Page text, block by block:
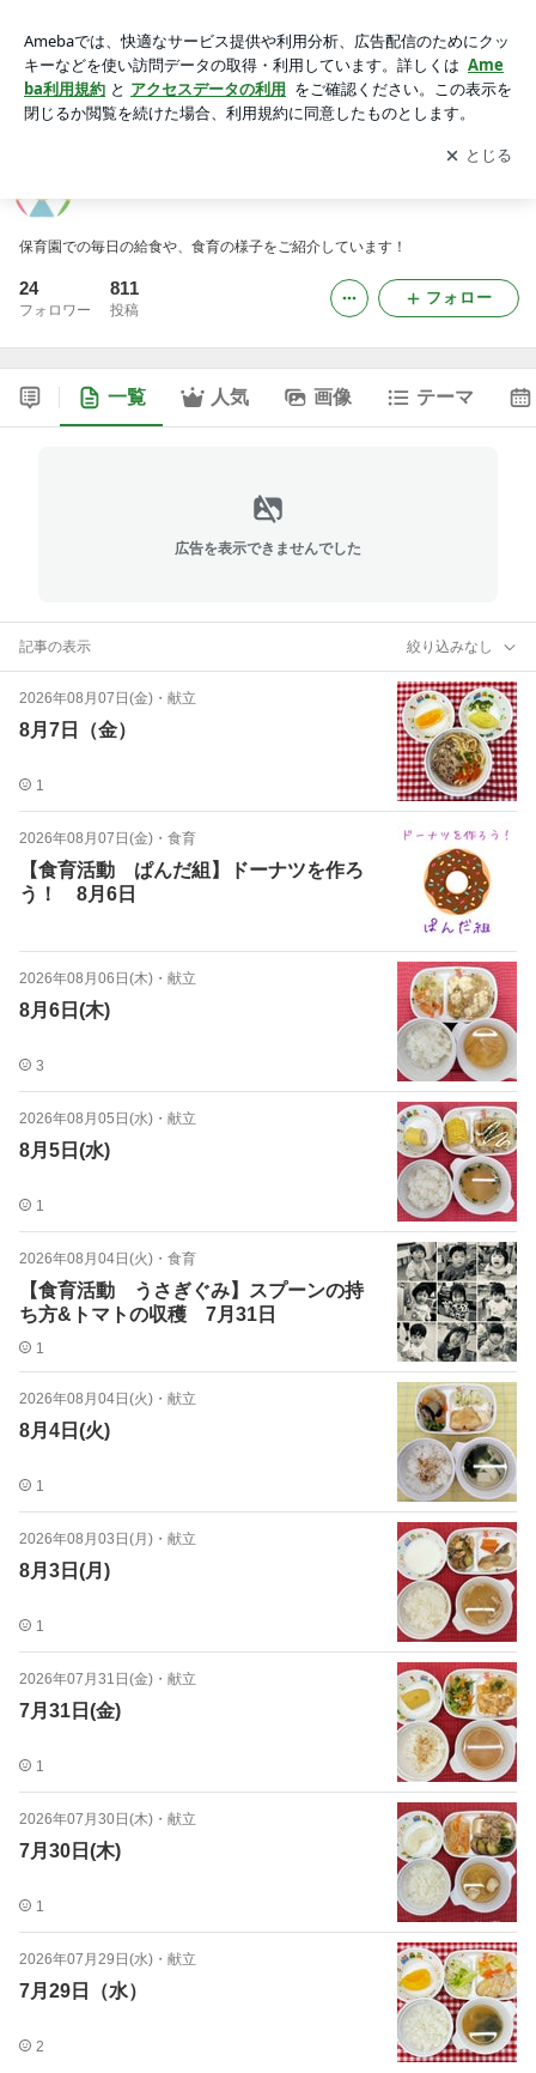
アプリをダウンロードして ブログの更新通知
を受け取りまし
ょう。
開く
保育園での毎日の給食や、食育の様子をご紹介しています！
24
フォロワー
811
投稿
フォロー
一覧 人気 画像 テーマ
広告を表示できませんでした
記事の表示 絞り込みなし
2026年08月07日(金) ・ 献立
8月7日（金）
1
2026年08月07日(金) ・ 食育
【食育活動 ぱんだ組】ドーナツを作ろ
う！ 8月6日
2026年08月06日(木) ・ 献立
8月6日(木)
3
2026年08月05日(水) ・ 献立
8月5日(水)
1
2026年08月04日(火) ・ 食育
【食育活動 うさぎぐみ】スプーンの持
ち方&トマトの収穫 7月31日
1
2026年08月04日(火) ・ 献立
8月4日(火)
1
2026年08月03日(月) ・ 献立
8月3日(月)
1
2026年07月31日(金) ・ 献立
7月31日(金)
1
2026年07月30日(木) ・ 献立
7月30日(木)
1
2026年07月29日(水) ・ 献立
7月29日（水）
2